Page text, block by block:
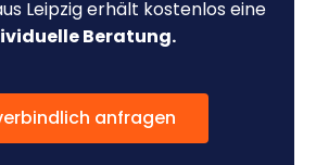
Leipzig erhält kostenlos eine
Beratung.
anfragen